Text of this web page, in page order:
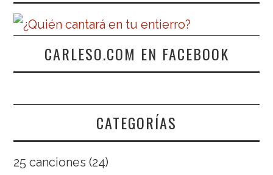
CARLESO.COM EN FACEBOOK
CATEGORÍAS
25 canciones (24)